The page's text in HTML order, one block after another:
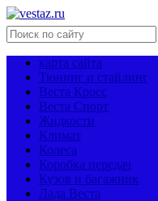
карта сайта
Тюнинг и стайлинг
Веста Кросс
Веста Спорт
Жидкости
Климат
Колеса
Коробка передач
Кузов и багажник
Лада Веста